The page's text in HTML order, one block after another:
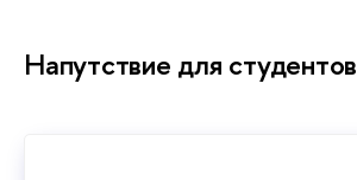
Напутствие для студентов